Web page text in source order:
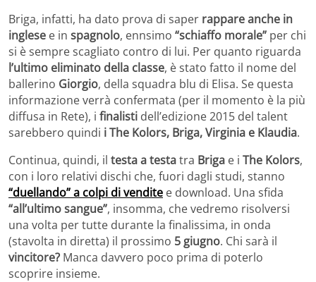
Briga, infatti, ha dato prova di saper rappare anche in
inglese e in spagnolo, ennsimo “schiaffo morale” per chi
si è sempre scagliato contro di lui. Per quanto riguarda
l’ultimo eliminato della classe, è stato fatto il nome del
ballerino Giorgio, della squadra blu di Elisa. Se questa
informazione verrà confermata (per il momento è la più
diffusa in Rete), i finalisti dell’edizione 2015 del talent
sarebbero quindi i The Kolors, Briga, Virginia e Klaudia.
Continua, quindi, il testa a testatra Briga e i The Kolors,
con i loro relativi dischi che, fuori dagli studi, stanno
“duellando” a colpi di vendite e download. Una sfida
“all’ultimo sangue”, insomma, che vedremo risolversi
una volta per tutte durante la finalissima, in onda
(stavolta in diretta) il prossimo 5 giugno. Chi sarà il
vincitore? Manca davvero poco prima di poterlo
scoprire insieme.